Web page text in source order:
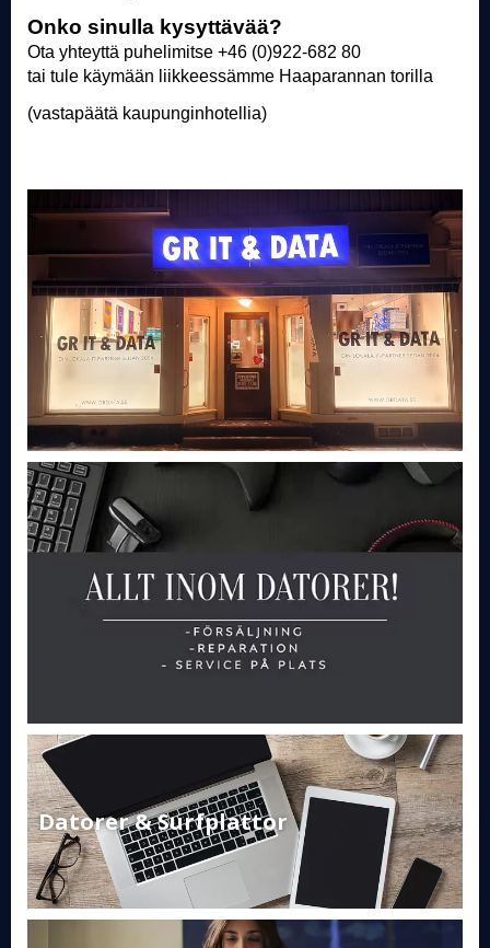
Onko sinulla kysyttävää?
Ota yhteyttä puhelimitse +46 (0)922-682 80
tai tule käymään liikkeessämme Haaparannan torilla
(vastapäätä kaupunginhotellia)
Datorer & Surfplattor